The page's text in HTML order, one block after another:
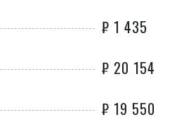
₽ 1 435
₽ 20 154
₽ 19 550